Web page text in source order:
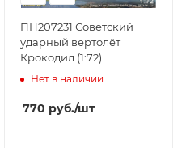
ПН207231 Советский
ударный вертолёт
Крокодил (1:72)
Моделист, 1/72
Нет в наличии
770 руб./шт